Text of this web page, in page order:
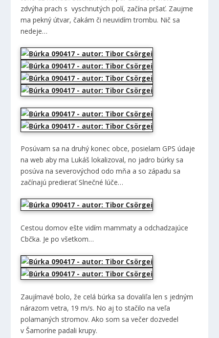
zdvýha prach s vyschnutých polí, začína pršať. Zaujme
ma pekný útvar, čakám či neuvidím trombu. Nič sa
nedeje…
Posúvam sa na druhý konec obce, posielam GPS údaje
na web aby ma Lukáš lokalizoval, no jadro búrky sa
posúva na severovýchod odo mňa a so západu sa
začínajú predierať Slnečné lúče…
Cestou domov ešte vidím mammaty a odchadzajúce
Cbčka. Je po všetkom…
Zaujímavé bolo, že celá búrka sa dovaliľa len s jedným
nárazom vetra, 19 m/s. No aj to stačilo na veľa
polamaných stromov. Ako som sa večer dozvedel
v Šamoríne padali krupy.